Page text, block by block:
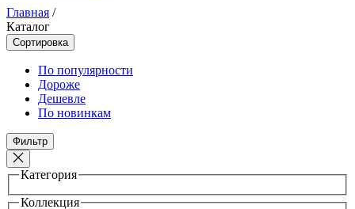
Главная /
Каталог
Сортировка
По популярности
Дороже
Дешевле
По новинкам
Фильтр
Категория
Коллекция